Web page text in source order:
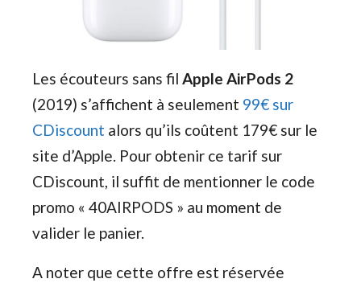
Les écouteurs sans fil Apple AirPods 2
(2019) s’affichent à seulement 99€ sur
CDiscount alors qu’ils coûtent 179€ sur le
site d’Apple. Pour obtenir ce tarif sur
CDiscount, il suffit de mentionner le code
promo « 40AIRPODS » au moment de
valider le panier.
A noter que cette offre est réservée